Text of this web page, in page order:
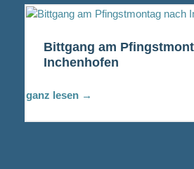
Bittgang am
Inchenhofen
ganz lesen →